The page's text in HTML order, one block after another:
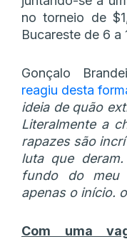
no torneio de
Bucareste de 6 a
Gonçalo
reagiu desta
ideia de quão
Literalmente a
rapazes são
luta que
fundo do meu
apenas o início.
Com uma